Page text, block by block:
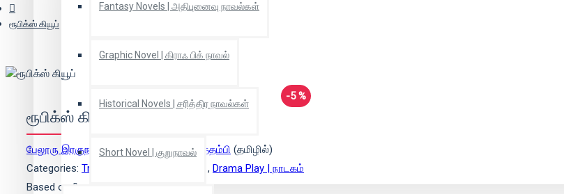
Fantasy Novels | அதிபுனைவு நாவல்கள்
Graphic Novel | கிராஃ பிக் நாவல்
Historical Novels | சரித்திர நாவல்கள்
Short Novel | குறுநாவல்
ரூபிக்ஸ் கியூப்
-5 %
ரூபிக்ஸ் கியூப்
பேலூரு இரகுநந்தன்(ஆசிரியர்),கே.நல்லத்தம்பி (தமிழில்)
Categories: Translation | மொழிபெயர்ப்பு , Drama Play | நாடகம்
Based on 0 reviews.